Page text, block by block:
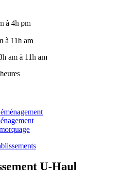
à 4h pm
à 11h am
am à 11h am
U-Haul